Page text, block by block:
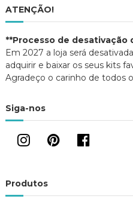
ATENÇÃO!
**Processo de desativação
Em 2027 a loja será
adquirir e baixar os seus kits
Agradeço o carinho de todos
Siga-nos
Produtos